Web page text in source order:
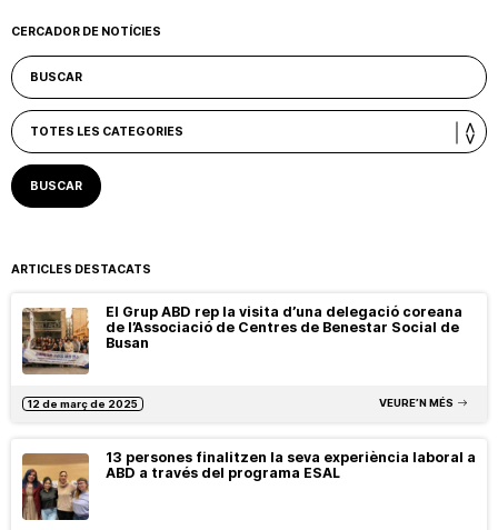
CERCADOR DE NOTÍCIES
ARTICLES DESTACATS
El Grup ABD rep la visita d’una delegació coreana
de l’Associació de Centres de Benestar Social de
Busan
12 de març de 2025 VEURE’N MÉS
13 persones finalitzen la seva experiència laboral a
ABD a través del programa ESAL